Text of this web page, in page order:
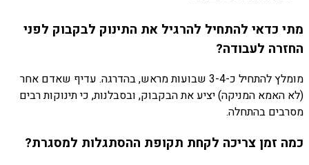
מתי כדאי להתחיל להרגיל את התינוק לבקבוק לפני
החזרה לעבודה?
מומלץ להתחיל כ-3-4 שבועות מראש, בהדרגה. עדיף שאדם אחר
(לא האמא המניקה) יציע את הבקבוק, ובסבלנות, כי תינוקות רבים
מסרבים בהתחלה.
כמה זמן צריכה לקחת תקופת ההסתגלות למסגרת?